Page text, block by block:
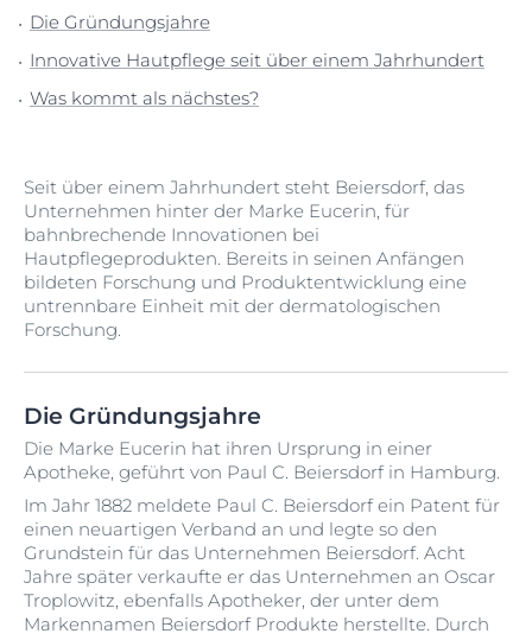
Die Gründungsjahre
Innovative Hautpflege seit über einem Jahrhundert
Was kommt als nächstes?
Seit über einem Jahrhundert steht Beiersdorf, das
Unternehmen hinter der Marke Eucerin, für
bahnbrechende Innovationen bei
Hautpflegeprodukten. Bereits in seinen Anfängen
bildeten Forschung und Produktentwicklung eine
untrennbare Einheit mit der dermatologischen
Forschung.
Die Gründungsjahre
Die Marke Eucerin hat ihren Ursprung in einer
Apotheke, geführt von Paul C. Beiersdorf in Hamburg.
Im Jahr 1882 meldete Paul C. Beiersdorf ein Patent für
einen neuartigen Verband an und legte so den
Grundstein für das Unternehmen Beiersdorf. Acht
Jahre später verkaufte er das Unternehmen an Oscar
Troplowitz, ebenfalls Apotheker, der unter dem
Markennamen Beiersdorf Produkte herstellte. Durch